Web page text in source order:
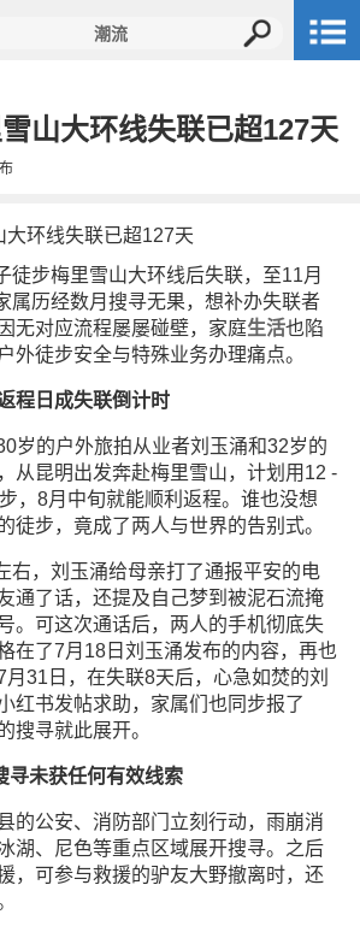
山大环线失联已超127天
徒步梅里雪山大环线后失联，至11月
属历经数月搜寻无果，想补办失联者
无对应流程屡屡碰壁，家庭生活也陷
外徒步安全与特殊业务办理痛点。
程日成失联倒计时
岁的户外旅拍从业者刘玉涌和32岁的
从昆明出发奔赴梅里雪山，计划用12 -
，8月中旬就能顺利返程。谁也没想
徒步，竟成了两人与世界的告别式。
右，刘玉涌给母亲打了通报平安的电
通了话，还提及自己梦到被泥石流掩
。可这次通话后，两人的手机彻底失
在了7月18日刘玉涌发布的内容，再也
31日，在失联8天后，心急如焚的刘
红书发帖求助，家属们也同步报了
搜寻就此展开。
寻未获任何有效线索
的公安、消防部门立刻行动，雨崩消
湖、尼色等重点区域展开搜寻。之后
，可参与救援的驴友大野撤离时，还